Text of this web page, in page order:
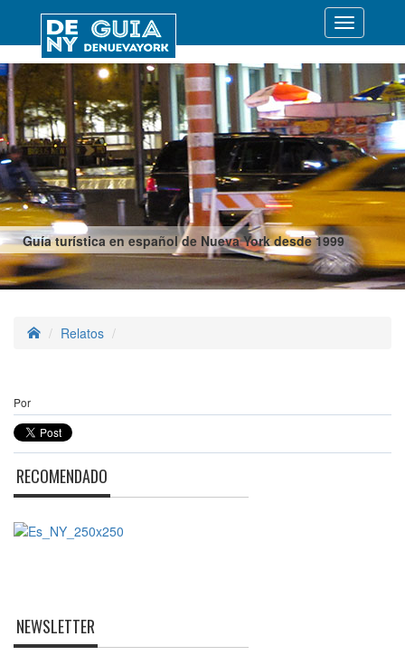
Guía turística en español de Nueva York desde 1999
Desplegar
Relatos
Por
RECOMENDADO
NEWSLETTER